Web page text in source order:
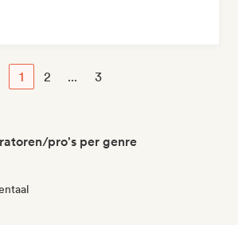
1 2 ... 3
pro's per genre